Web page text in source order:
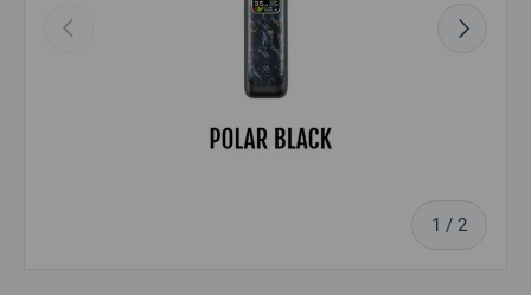
Précédent
1 / sur
2
Suivant